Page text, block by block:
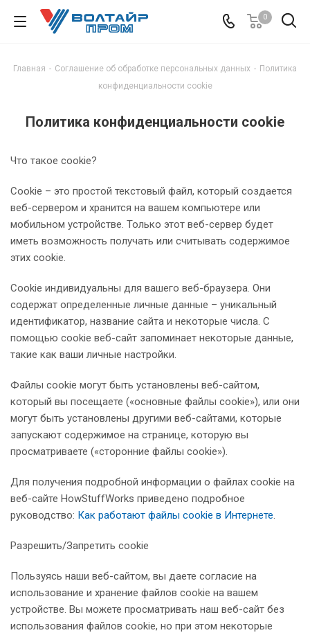
0
Главная - Соглашение об обработке персональных данных - Политика
конфиденциальности cookie
Политика конфиденциальности cookie
Что такое cookie?
Cookie – это простой текстовый файл, который создается
веб-сервером и хранится на вашем компьютере или
мобильном устройстве. Только этот веб-сервер будет
иметь возможность получать или считывать содержимое
этих cookie.
Cookie индивидуальны для вашего веб-браузера. Они
содержат определенные личные данные – уникальный
идентификатор, название сайта и некоторые числа. С
помощью cookie веб-сайт запоминает некоторые данные,
такие как ваши личные настройки.
Файлы cookie могут быть установлены веб-сайтом,
который вы посещаете («основные файлы cookie»), или они
могут быть установлены другими веб-сайтами, которые
запускают содержимое на странице, которую вы
просматриваете («сторонние файлы cookie»).
Для получения подробной информации о файлах cookie на
веб-сайте HowStuffWorks приведено подробное
руководство: Как работают файлы cookie в Интернете.
Разрешить/Запретить cookie
Пользуясь наши веб-сайтом, вы даете согласие на
использование и хранение файлов cookie на вашем
устройстве. Вы можете просматривать наш веб-сайт без
использования файлов cookie, но при этом некоторые